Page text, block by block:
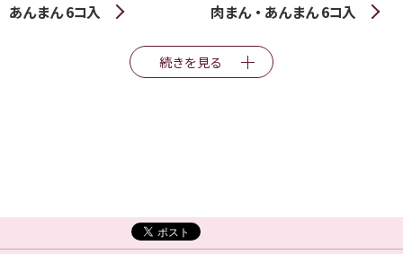
あんまん 6コ入 肉まん・あんまん 6コ入
続きを見る